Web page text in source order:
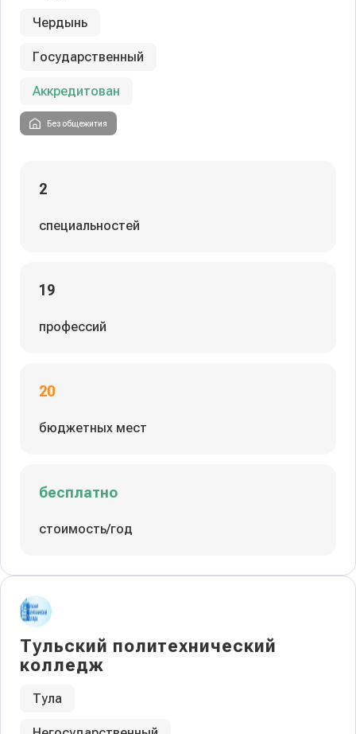
Чердынь
Государственный
Аккредитован
Без общежития
2
специальностей
19
профессий
20
бюджетных мест
бесплатно
стоимость/год
Тульский политехнический
колледж
Тула